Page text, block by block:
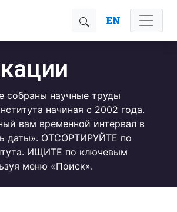
EN
собраны научные труды
начиная с 2002 года.
вам временной интервал в
даты». ОТСОРТИРУЙТЕ по
ИЩИТЕ по ключевым
меню «Поиск».